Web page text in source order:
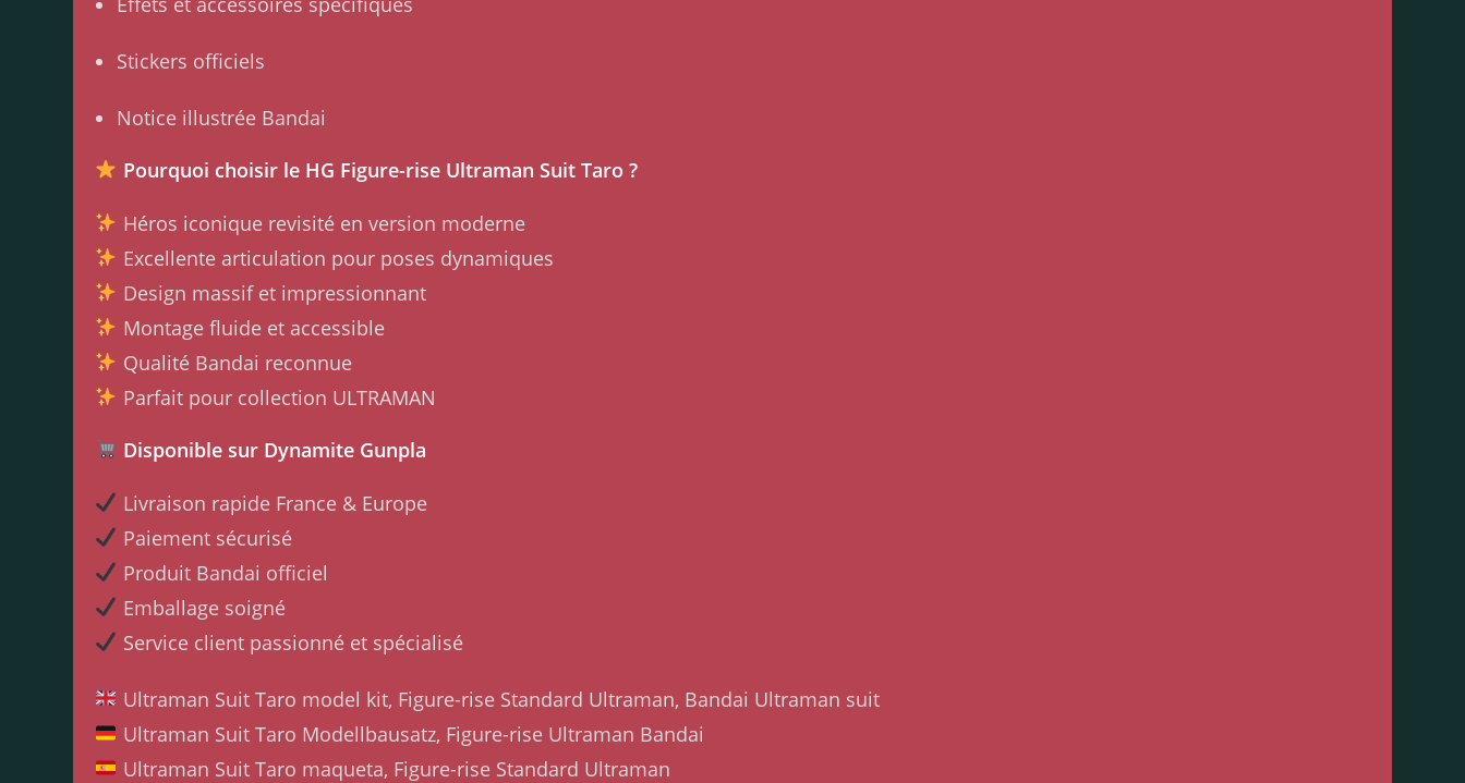
Stickers officiels
Notice illustrée Bandai
Pourquoi choisir le HG Figure-rise Ultraman Suit Taro ?
Héros iconique revisité en version moderne
Excellente articulation pour poses dynamiques
Design massif et impressionnant
Montage fluide et accessible
Qualité Bandai reconnue
Parfait pour collection ULTRAMAN
Disponible sur Dynamite Gunpla
Livraison rapide France & Europe
Paiement sécurisé
Produit Bandai officiel
Emballage soigné
Service client passionné et spécialisé
Ultraman Suit Taro model kit, Figure-rise Standard Ultraman, Bandai Ultraman suit
Ultraman Suit Taro Modellbausatz, Figure-rise Ultraman Bandai
Ultraman Suit Taro maqueta, Figure-rise Standard Ultraman